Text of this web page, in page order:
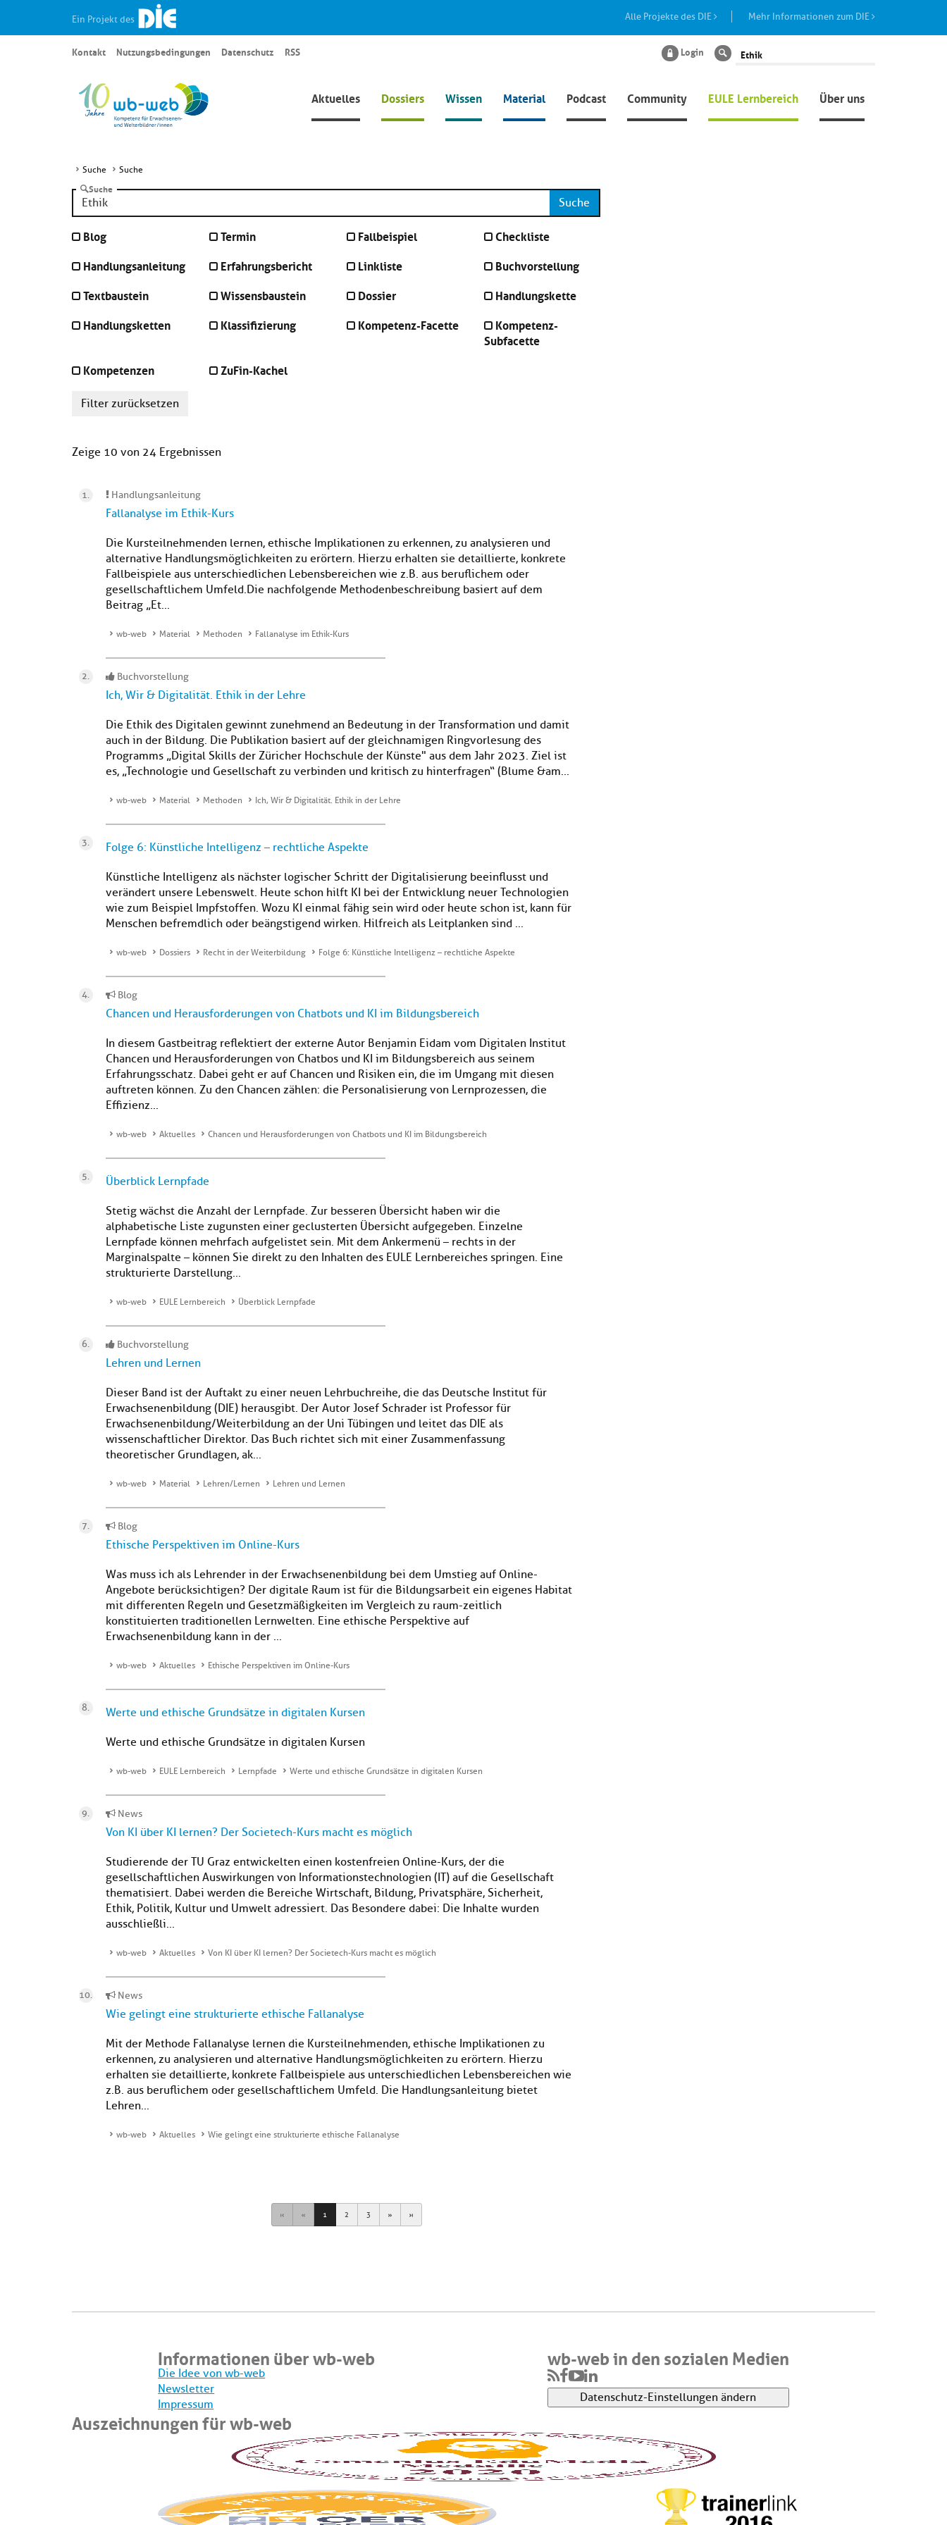
Ein Projekt des Alle Projekte des DIE Mehr Informationen zum DIE
Aktuelles Dossiers Wissen Material Podcast Community EULE Lernbereich Über uns
Kontakt Nutzungsbedingungen Datenschutz RSS Login Suche
Suche Suche
Suche
Suche
Blog Termin Fallbeispiel
Checkliste
Handlungsanleitung
Erfahrungsbericht Linkliste
Buchvorstellung
Textbaustein
Wissensbaustein Dossier
Handlungskette
Handlungsketten
Klassifizierung Kompetenz-Facette
Kompetenz-
Subfacette
Kompetenzen
ZuFin-Kachel
Filter zurücksetzen
Zeige 10 von 24 Ergebnissen
Handlungsanleitung
Fallanalyse im Ethik-Kurs
Die Kursteilnehmenden lernen, ethische Implikationen zu erkennen, zu analysieren und
alternative Handlungsmöglichkeiten zu erörtern. Hierzu erhalten sie detaillierte, konkrete
Fallbeispiele aus unterschiedlichen Lebensbereichen wie z.B. aus beruflichem oder
gesellschaftlichem Umfeld.Die nachfolgende Methodenbeschreibung basiert auf dem
Beitrag „Et...
wb-web Material Methoden Fallanalyse im Ethik-Kurs
Buchvorstellung
Ich, Wir & Digitalität. Ethik in der Lehre
Die Ethik des Digitalen gewinnt zunehmend an Bedeutung in der Transformation und damit
auch in der Bildung. Die Publikation basiert auf der gleichnamigen Ringvorlesung des
Programms „Digital Skills der Züricher Hochschule der Künste" aus dem Jahr 2023. Ziel ist
es, „Technologie und Gesellschaft zu verbinden und kritisch zu hinterfragen“ (Blume &am...
wb-web Material Methoden Ich, Wir & Digitalität. Ethik in der Lehre
Folge 6: Künstliche Intelligenz – rechtliche Aspekte
Künstliche Intelligenz als nächster logischer Schritt der Digitalisierung beeinflusst und
verändert unsere Lebenswelt. Heute schon hilft KI bei der Entwicklung neuer Technologien
wie zum Beispiel Impfstoffen. Wozu KI einmal fähig sein wird oder heute schon ist, kann für
Menschen befremdlich oder beängstigend wirken. Hilfreich als Leitplanken sind ...
wb-web Dossiers Recht in der Weiterbildung Folge 6: Künstliche Intelligenz – rechtliche Aspekte
Blog
Chancen und Herausforderungen von Chatbots und KI im Bildungsbereich
In diesem Gastbeitrag reflektiert der externe Autor Benjamin Eidam vom Digitalen Institut
Chancen und Herausforderungen von Chatbos und KI im Bildungsbereich aus seinem
Erfahrungsschatz. Dabei geht er auf Chancen und Risiken ein, die im Umgang mit diesen
auftreten können. Zu den Chancen zählen: die Personalisierung von Lernprozessen, die
Effizienz...
wb-web Aktuelles Chancen und Herausforderungen von Chatbots und KI im Bildungsbereich
Überblick Lernpfade
Stetig wächst die Anzahl der Lernpfade. Zur besseren Übersicht haben wir die
alphabetische Liste zugunsten einer geclusterten Übersicht aufgegeben. Einzelne
Lernpfade können mehrfach aufgelistet sein. Mit dem Ankermenü – rechts in der
Marginalspalte – können Sie direkt zu den Inhalten des EULE Lernbereiches springen. Eine
strukturierte Darstellung...
wb-web EULE Lernbereich Überblick Lernpfade
Buchvorstellung
Lehren und Lernen
Dieser Band ist der Auftakt zu einer neuen Lehrbuchreihe, die das Deutsche Institut für
Erwachsenenbildung (DIE) herausgibt. Der Autor Josef Schrader ist Professor für
Erwachsenenbildung/Weiterbildung an der Uni Tübingen und leitet das DIE als
wissenschaftlicher Direktor. Das Buch richtet sich mit einer Zusammenfassung
theoretischer Grundlagen, ak...
wb-web Material Lehren/Lernen Lehren und Lernen
Blog
Ethische Perspektiven im Online-Kurs
Was muss ich als Lehrender in der Erwachsenenbildung bei dem Umstieg auf Online-
Angebote berücksichtigen? Der digitale Raum ist für die Bildungsarbeit ein eigenes Habitat
mit differenten Regeln und Gesetzmäßigkeiten im Vergleich zu raum-zeitlich
konstituierten traditionellen Lernwelten. Eine ethische Perspektive auf
Erwachsenenbildung kann in der ...
wb-web Aktuelles Ethische Perspektiven im Online-Kurs
Werte und ethische Grundsätze in digitalen Kursen
Werte und ethische Grundsätze in digitalen Kursen
wb-web EULE Lernbereich Lernpfade Werte und ethische Grundsätze in digitalen Kursen
News
Von KI über KI lernen? Der Societech-Kurs macht es möglich
Studierende der TU Graz entwickelten einen kostenfreien Online-Kurs, der die
gesellschaftlichen Auswirkungen von Informationstechnologien (IT) auf die Gesellschaft
thematisiert. Dabei werden die Bereiche Wirtschaft, Bildung, Privatsphäre, Sicherheit,
Ethik, Politik, Kultur und Umwelt adressiert. Das Besondere dabei: Die Inhalte wurden
ausschließli...
wb-web Aktuelles Von KI über KI lernen? Der Societech-Kurs macht es möglich
News
Wie gelingt eine strukturierte ethische Fallanalyse
Mit der Methode Fallanalyse lernen die Kursteilnehmenden, ethische Implikationen zu
erkennen, zu analysieren und alternative Handlungsmöglichkeiten zu erörtern. Hierzu
erhalten sie detaillierte, konkrete Fallbeispiele aus unterschiedlichen Lebensbereichen wie
z.B. aus beruflichem oder gesellschaftlichem Umfeld. Die Handlungsanleitung bietet
Lehren...
wb-web Aktuelles Wie gelingt eine strukturierte ethische Fallanalyse
First Previous
1 2 3 Next Last
Informationen über wb-web
Die Idee von wb-web
Newsletter
Impressum
wb-web in den sozialen Medien
Datenschutz-Einstellungen ändern
Auszeichnungen für wb-web